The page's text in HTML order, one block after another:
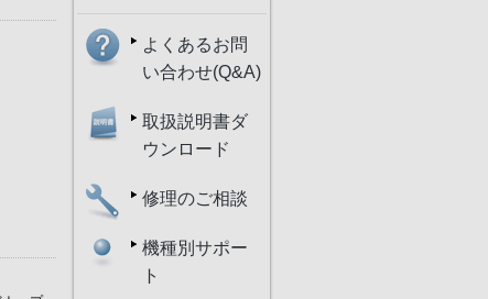
よくあるお問
い合わせ(Q&A)
取扱説明書ダ
ウンロード
修理のご相談
機種別サポー
ト